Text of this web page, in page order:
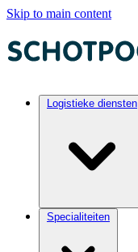
Skip to main content
Logistieke diensten
Specialiteiten